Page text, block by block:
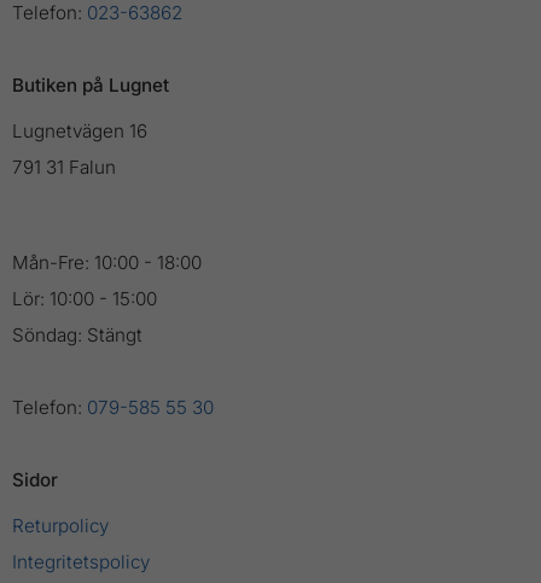
Telefon: 023-63862
Butiken på Lugnet
Lugnetvägen 16
791 31 Falun
Mån-Fre: 10:00 - 18:00
Lör: 10:00 - 15:00
Söndag: Stängt
Telefon: 079-585 55 30
Sidor
Returpolicy
Integritetspolicy